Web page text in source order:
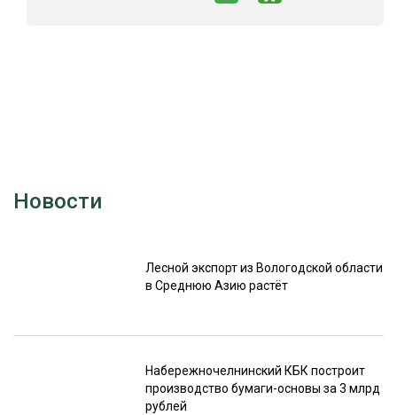
Новости
Лесной экспорт из Вологодской области
в Среднюю Азию растёт
Набережночелнинский КБК построит
производство бумаги-основы за 3 млрд
рублей